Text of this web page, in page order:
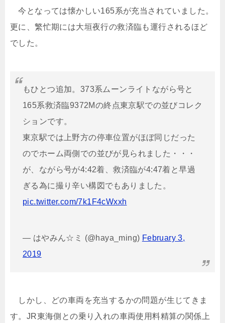
今となっては懐かしい165系が充当されていました。
更に、繁忙期には大垣夜行の救済臨も運行されるほど
でした。
もひとつ追加。373系ムーンライトながら号と
165系救済臨9372Mの終点東京駅での並びコレク
ションです。
東京駅では上野方の停車位置がほぼ同じだった
のでホーム両側での並びが見られました・・・
が、ながら号が4:42着、救済臨が4:47着と早過
ぎる為に撮り辛い構図でもありました。
pic.twitter.com/7k1F4cWxxh
— はやみん☆ミ (@haya_ming) February 3,
2019
しかし、どの車両を充当するかの問題が生じてきま
す。JR東海側との乗り入れの車両使用料精算の関係上